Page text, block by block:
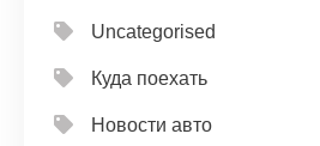
Uncategorised
Куда поехать
Новости авто